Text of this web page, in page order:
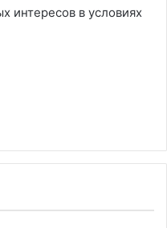
интересов в условиях